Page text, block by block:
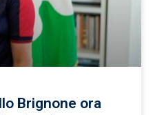
Brignone ora